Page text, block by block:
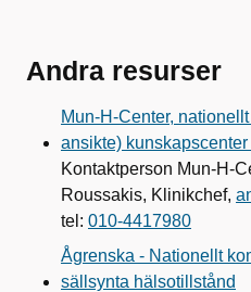
Andra resurser
Mun-H-Center,
ansikte)
Kontaktperson Mun-H-
Roussakis, Klinikchef,
tel: 010-4417980
Ågrenska - Nationellt
sällsynta hälsotillstånd